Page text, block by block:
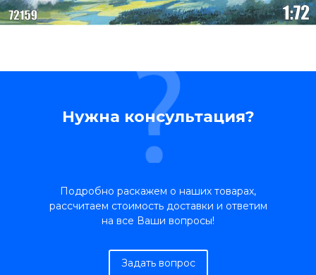
Нужна консультация?
Подробно раскажем о наших товарах,
рассчитаем стоимость доставки и ответим
на все Ваши вопросы!
Задать вопрос